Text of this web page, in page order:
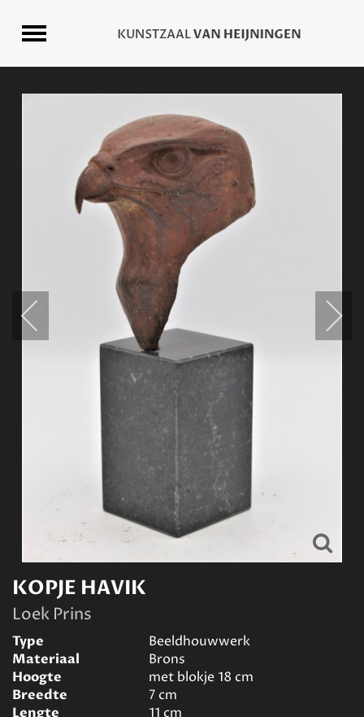
KOPJE HAVIK
Loek Prins
Type
Beeldhouwwerk
Materiaal
Brons
Hoogte
met blokje 18 cm
Breedte
7cm
Lengte
11 cm